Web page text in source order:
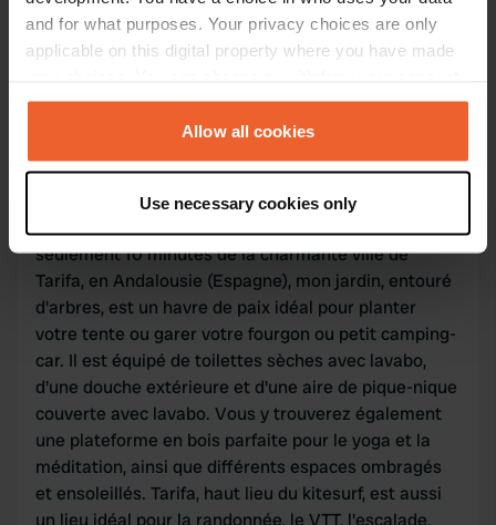
and for what purposes. Your privacy choices are only
applicable on this digital property where you have made
any time from the Cookie Declaration or by clicking on
the Privacy trigger icon.
Collect information about your geographical location
which can be accurate to within several meters
Identify your device by actively scanning it for
specific characteristics (fingerprinting)
Find out more about how your personal data is processed
and set your preferences in the
details section
We use cookies to personalise content and ads, to
provide social media features and to analyse our traffic.
We also share information about your use of our site with
our social media, advertising and analytics partners who
may combine it with other information that you’ve
Allow all cookies
Use necessary cookies only
Tarifa, Espagne
Code du site
Copie
Information
À proximité de plages de sable fin immaculées, à
seulement 10 minutes de la charmante ville de
Tarifa, en Andalousie (Espagne), mon jardin, entouré
d'arbres, est un havre de paix idéal pour planter
votre tente ou garer votre fourgon ou petit camping-
car. Il est équipé de toilettes sèches avec lavabo,
d'une douche extérieure et d'une aire de pique-nique
couverte avec lavabo. Vous y trouverez également
une plateforme en bois parfaite pour le yoga et la
méditation, ainsi que différents espaces ombragés
et ensoleillés. Tarifa, haut lieu du kitesurf, est aussi